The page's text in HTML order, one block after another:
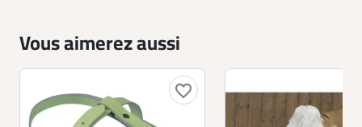
Vous aimerez aussi
favorite_border